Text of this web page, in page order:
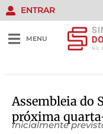
ENTRAR
MENU
Assembleia do
próxima
Inicialmente